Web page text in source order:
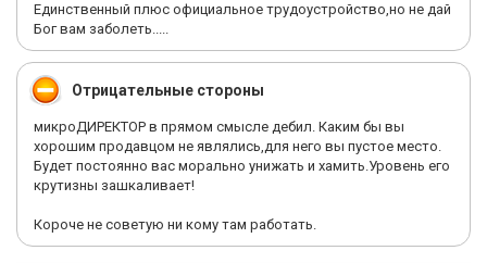
Единственный плюс официальное трудоустройство,но не дай
Бог вам заболеть.....
Отрицательные стороны
микроДИРЕКТОР в прямом смысле дебил. Каким бы вы
хорошим продавцом не являлись,для него вы пустое место.
Будет постоянно вас морально унижать и хамить.Уровень его
крутизны зашкаливает!
Короче не советую ни кому там работать.